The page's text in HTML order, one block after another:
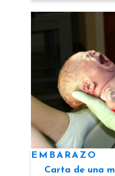
EMBARAZO
Carta de una